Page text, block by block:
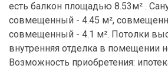
есть балкон площадью 8.53м² .
совмещенный - 4.45 м²,
совмещенный - 4.1 м². Потолки
внутренняя отделка в помещении
Возможность приобретения: